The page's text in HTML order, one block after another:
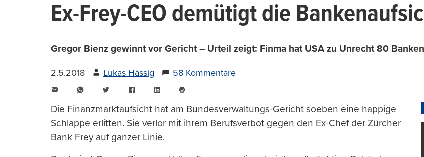
Ex-Frey-CEO demütigt die
Gregor Bienz gewinnt vor Gericht – Urteil zeigt: Finma hat USA zu Unrecht 80
2.5.2018 Lukas Hässig 58 Kommentare
WhatsAppTwitter FacebookLinkedIn
drucken
Die Finanzmarktaufsicht hat am Bundesverwaltungs-Gericht soeben eine happige
Schlappe erlitten. Sie verlor mit ihrem Berufsverbot gegen den Ex-Chef der Zürcher
Bank Frey auf ganzer Linie.